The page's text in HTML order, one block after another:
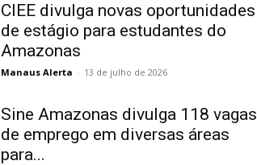
CIEE divulga novas oportunidades
de estágio para estudantes do
Amazonas
Manaus Alerta - 13 de julho de 2026
Sine Amazonas divulga 118 vagas
de emprego em diversas áreas
para...